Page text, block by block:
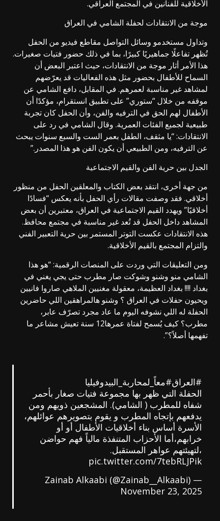
الأخلاقية للفنانين في المجتمع العراقي.
موجة من الانتقادات لحفلة الشامي في العراق
وتداول مستخدمو وسائل التواصل مقاطع فيديو من الحفل
تُظهر تفاعلًا جماهيريًا كبيرًا، بما في ذلك حضور فتيات صغيرات.
هذا الأمر أثار موجة من الانتقادات، حيث اعتبر البعض أن
السماح للأطفال بحضور مثل هذه الفعاليات قد يعرّضهم
لمشاهد غير مناسبة لعمرهم. في المقابل، دافع الشامي عن
موقفه من خلال “ستوري” على تطبيق انستقرام، مؤكدًا أن
الأطفال لهم الحق في الترفيه والفن، وأن الحفل كان تجربة
طبيعية لجميع الفئات العمرية. وقال الشامي في رد على
الانتقادات: “يا مثقف، الطفل بعمر الست والسبع سنوات يبحث
عن الترفيه، ومن الطبيعي أن يكون الفن هو هذا المصدر.”
الجدل بين حرية الفن والقيم الاجتماعية
من جهة أخرى، انتقد بعض الكتاب والمعلقين الحفل من منظور
أخلاقي. فقد وصفت مقالات رأي الحفل بأنه يعكس “فسادًا
أخلاقيًا” ويهدد القيم الاجتماعية في العراق، معتبرين أن بعض
المشاهد داخل الحفل قد تُعد غير مناسبة في مجتمع محافظ.
هذه الانتقادات عكست التوتر المستمر بين حرية التعبير الفني
والتزام المجتمع بالقيم الأخلاقية.
ومن التعليقات التي وردت على المنصات الرقمية: “هو هذا
الشامي منو وشنو وشوكت صار مطرب حتى يجي يغني في
بغداد !!!! بغداد العظيمة، معقولة مغنيين الملاهي صاروا فانيين
ويحيون حفلات في العراق ؟ وشنو هالمراهقين اللي حاضرين
الحفلة له اللي نشوفه اليوم ما عاد مجرد تصرّف عابر،
مطرب؟ كيف يُسمح لفتاة عمرها12 سنة تعيش مشاعر ما
تفهمها أصلاً؟”.
#العراق#معاً_لمحاربة_البيدوفيليا
الحفلة التي ظهر بها مجموعة فتيات صغار بأحمر
شفاه للمطرب ( الشامي). المشجعين ذويهم ومن
يدفعهم بإتجاه المطرب و يقوم بتصويرهم عوائلهم،
الأسرة أساس بناء أخلاقيات الأطفال أو أو
خرابهم،أما الأحزاب المتنفذة مالياً فهم حواضن
،لتهيئتهم عواهر المستقبل.
pic.twitter.com/7tebRLJPik
— Zainab Alkaabi (@Zainab__Alkaabi)
November 23, 2025